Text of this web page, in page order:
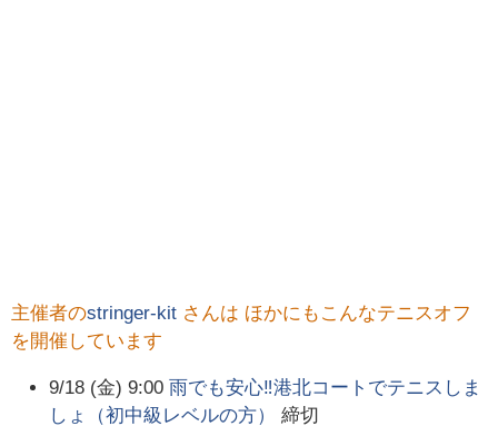
主催者のstringer-kit さんは ほかにもこんなテニスオフ
を開催しています
9/18 (金) 9:00 雨でも安心‼️港北コートでテニスしま
しょ（初中級レベルの方）
締切